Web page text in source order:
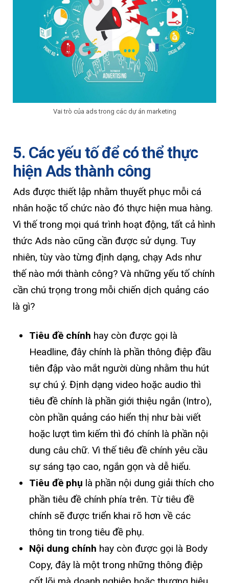
Vai trò của ads trong các dự án marketing
5. Các yếu tố để có thể thực
hiện Ads thành công
Ads được thiết lập nhằm thuyết phục mỗi cá
nhân hoặc tổ chức nào đó thực hiện mua hàng.
Vì thế trong mọi quá trình hoạt động, tất cả hình
thức Ads nào cũng cần được sử dụng. Tuy
nhiên, tùy vào từng định dạng, chạy Ads như
thế nào mới thành công? Và những yếu tố chính
cần chú trọng trong mỗi chiến dịch quảng cáo
là gì?
Tiêu đề chính hay còn được gọi là
Headline, đây chính là phần thông điệp đầu
tiên đập vào mắt người dùng nhằm thu hút
sự chú ý. Định dạng video hoặc audio thì
tiêu đề chính là phần giới thiệu ngắn (Intro),
còn phần quảng cáo hiển thị như bài viết
hoặc lượt tìm kiếm thì đó chính là phần nội
dung câu chữ. Vì thế tiêu đề chính yêu cầu
sự sáng tạo cao, ngắn gọn và dễ hiểu.
Tiêu đề phụ là phần nội dung giải thích cho
phần tiêu đề chính phía trên. Từ tiêu đề
chính sẽ được triển khai rõ hơn về các
thông tin trong tiêu đề phụ.
Nội dung chính hay còn được gọi là Body
Copy, đây là một trong những thông điệp